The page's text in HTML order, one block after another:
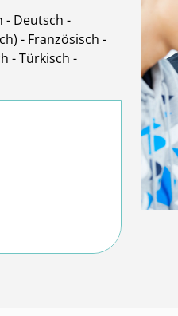
- Deutsch -
- Französisch -
- Türkisch -